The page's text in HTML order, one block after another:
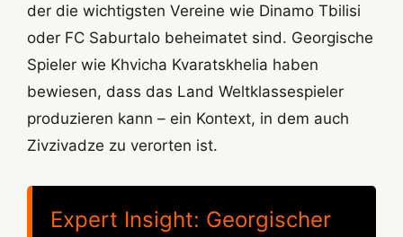
der die wichtigsten Vereine wie Dinamo Tbilisi
oder FC Saburtalo beheimatet sind. Georgische
Spieler wie Khvicha Kvaratskhelia haben
bewiesen, dass das Land Weltklassespieler
produzieren kann – ein Kontext, in dem auch
Zivzivadze zu verorten ist.
Expert Insight: Georgischer